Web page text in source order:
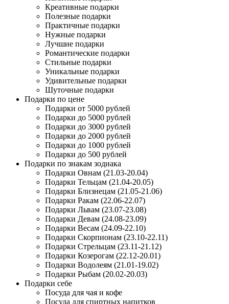
Креативные подарки
Полезные подарки
Практичные подарки
Нужные подарки
Лучшие подарки
Романтические подарки
Стильные подарки
Уникальные подарки
Удивительные подарки
Шуточные подарки
Подарки по цене
Подарки от 5000 рублей
Подарки до 5000 рублей
Подарки до 3000 рублей
Подарки до 2000 рублей
Подарки до 1000 рублей
Подарки до 500 рублей
Подарки по знакам зодиака
Подарки Овнам (21.03-20.04)
Подарки Тельцам (21.04-20.05)
Подарки Близнецам (21.05-21.06)
Подарки Ракам (22.06-22.07)
Подарки Львам (23.07-23.08)
Подарки Девам (24.08-23.09)
Подарки Весам (24.09-22.10)
Подарки Скорпионам (23.10-22.11)
Подарки Стрельцам (23.11-21.12)
Подарки Козерогам (22.12-20.01)
Подарки Водолеям (21.01-19.02)
Подарки Рыбам (20.02-20.03)
Подарки себе
Посуда для чая и кофе
Посуда для спиртных напитков